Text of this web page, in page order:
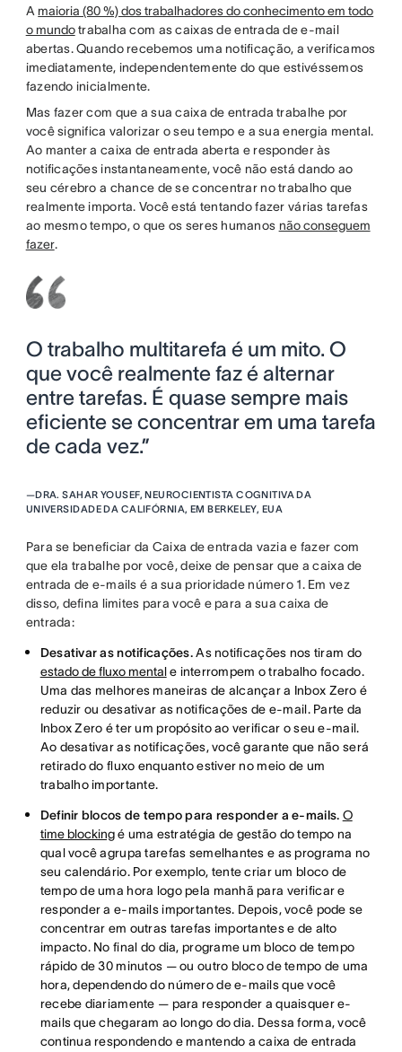
A maioria (80 %) dos trabalhadores do conhecimento em todo
o mundotrabalha com as caixas de entrada de e-mail
abertas. Quando recebemos uma notificação, a verificamos
imediatamente, independentemente do que estivéssemos
fazendo inicialmente.
Mas fazer com que a sua caixa de entrada trabalhe por
você significa valorizar o seu tempo e a sua energia mental.
Ao manter a caixa de entrada aberta e responder às
notificações instantaneamente, você não está dando ao
seu cérebro a chance de se concentrar no trabalho que
realmente importa. Você está tentando fazer várias tarefas
ao mesmo tempo, o que os seres humanos não conseguem
fazer.
O trabalho multitarefa é um mito. O
que você realmente faz é alternar
entre tarefas. É quase sempre mais
eficiente se concentrar em uma tarefa
de cada vez.”
—DRA. SAHAR YOUSEF, NEUROCIENTISTA COGNITIVA DA
UNIVERSIDADE DA CALIFÓRNIA, EM BERKELEY, EUA
Para se beneficiar da Caixa de entrada vazia e fazer com
que ela trabalhe por você, deixe de pensar que a caixa de
entrada de e-mails é a sua prioridade número 1. Em vez
disso, defina limites para você e para a sua caixa de
entrada:
Desativar as notificações.As notificações nos tiram do
estado de fluxo mentale interrompem o trabalho focado.
Uma das melhores maneiras de alcançar a Inbox Zero é
reduzir ou desativar as notificações de e-mail. Parte da
Inbox Zero é ter um propósito ao verificar o seu e-mail.
Ao desativar as notificações, você garante que não será
retirado do fluxo enquanto estiver no meio de um
trabalho importante.
Definir blocos de tempo para responder a e-mails. O
time blockingé uma estratégia de gestão do tempo na
qual você agrupa tarefas semelhantes e as programa no
seu calendário. Por exemplo, tente criar um bloco de
tempo de uma hora logo pela manhã para verificar e
responder a e-mails importantes. Depois, você pode se
concentrar em outras tarefas importantes e de alto
impacto. No final do dia, programe um bloco de tempo
rápido de 30 minutos — ou outro bloco de tempo de uma
hora, dependendo do número de e-mails que você
recebe diariamente — para responder a quaisquer e-
mails que chegaram ao longo do dia. Dessa forma, você
continua respondendo e mantendo a caixa de entrada